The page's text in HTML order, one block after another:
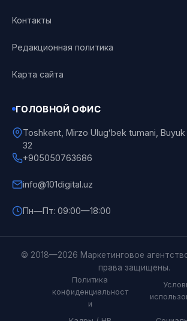
Контакты
Редакционная политика
Карта сайта
ГОЛОВНОЙ ОФИС
Toshkent, Mirzo Ulugʻbek tumani, Buyuk
32
+905050763686
info@101digital.uz
Пн—Пт: 09:00—18:00
© 2018—2026 Маркетинговое
права защищены.
Политика
конфиденциальност
и
101 Digital